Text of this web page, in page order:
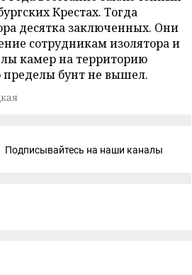
Крестах. Тогда
десятка заключенных. Они
сотрудникам изолятора и
камер на территорию
пределы бунт не вышел.
Подписывайтесь на наши каналы